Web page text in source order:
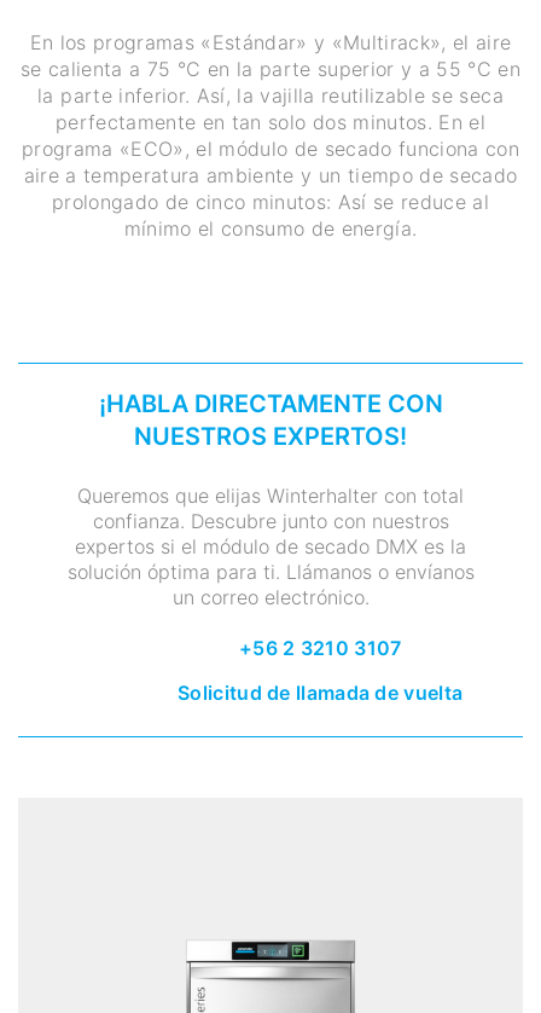
En los programas «Estándar» y «Multirack», el aire
se calienta a 75 °C en la parte superior y a 55 °C en
la parte inferior. Así, la vajilla reutilizable se seca
perfectamente en tan solo dos minutos. En el
programa «ECO», el módulo de secado funciona con
aire a temperatura ambiente y un tiempo de secado
prolongado de cinco minutos: Así se reduce al
mínimo el consumo de energía.
¡HABLA DIRECTAMENTE CON
NUESTROS EXPERTOS!
Queremos que elijas Winterhalter con total
confianza. Descubre junto con nuestros
expertos si el módulo de secado DMX es la
solución óptima para ti. Llámanos o envíanos
un correo electrónico.
+56 2 3210 3107
Solicitud de llamada de vuelta